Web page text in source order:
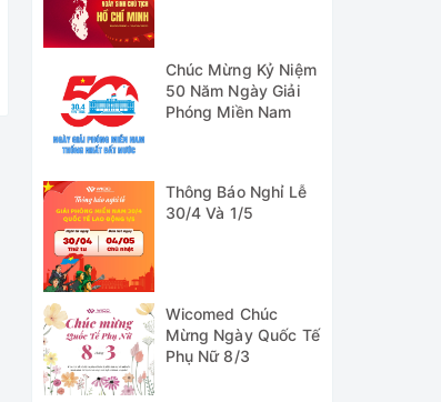
Chúc Mừng Kỷ Niệm
50 Năm Ngày Giải
Phóng Miền Nam
Thông Báo Nghỉ Lễ
30/4 Và 1/5
Wicomed Chúc
Mừng Ngày Quốc Tế
Phụ Nữ 8/3